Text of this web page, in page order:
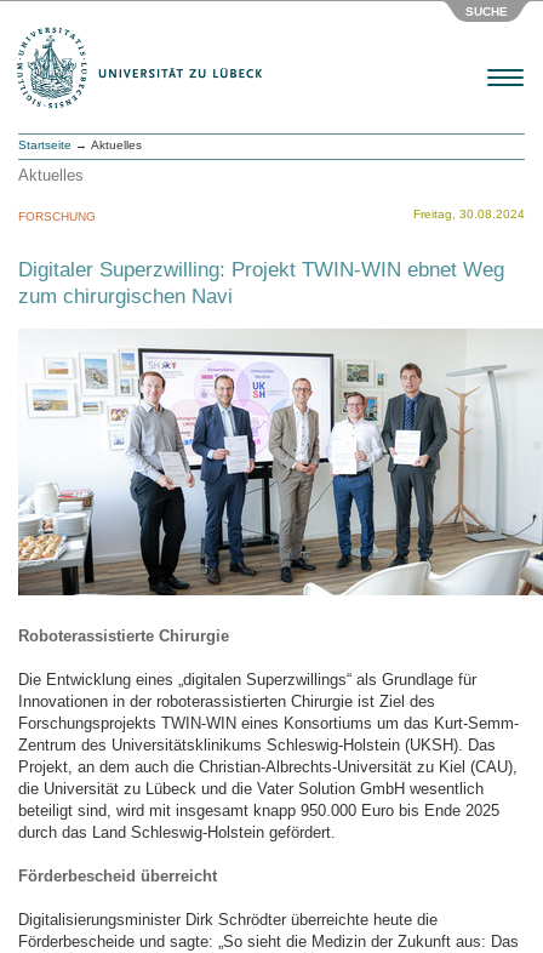
SUCHE
Menu
Startseite → Aktuelles
Aktuelles
Freitag, 30.08.2024
FORSCHUNG
Digitaler Superzwilling: Projekt TWIN-WIN ebnet Weg
zum chirurgischen Navi
Roboterassistierte Chirurgie
Die Entwicklung eines „digitalen Superzwillings“ als Grundlage für
Innovationen in der roboterassistierten Chirurgie ist Ziel des
Forschungsprojekts TWIN-WIN eines Konsortiums um das Kurt-Semm-
Zentrum des Universitätsklinikums Schleswig-Holstein (UKSH). Das
Projekt, an dem auch die Christian-Albrechts-Universität zu Kiel (CAU),
die Universität zu Lübeck und die Vater Solution GmbH wesentlich
beteiligt sind, wird mit insgesamt knapp 950.000 Euro bis Ende 2025
durch das Land Schleswig-Holstein gefördert.
Förderbescheid überreicht
Digitalisierungsminister Dirk Schrödter überreichte heute die
Förderbescheide und sagte: „So sieht die Medizin der Zukunft aus: Das